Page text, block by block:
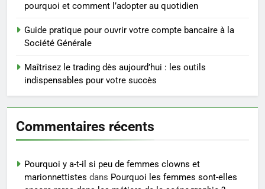
5
tout ce qu’il faut savoir sur les
6
Ordinary
SANTÉ
7
Prévenir les chutes chez les
pourquoi et comment l’adopter au quotidien
Guide pratique pour ouvrir votre compte bancaire à la
Société Générale
Maîtrisez le trading dès aujourd’hui : les outils
indispensables pour votre succès
Commentaires récents
Pourquoi y a-t-il si peu de femmes clowns et
marionnettistes dans Pourquoi les femmes sont-elles